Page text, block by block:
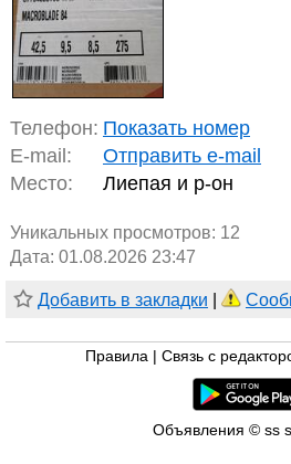
Телефон: Показать номер
E-mail:
Отправить e-mail
Место:
Лиепая и р-он
Уникальных просмотров: 12
Дата: 01.08.2026 23:47
Добавить в закладки
Правила Связь с
Объявления © ss